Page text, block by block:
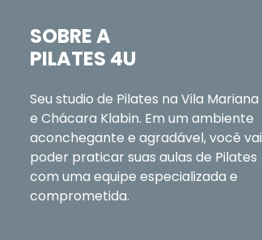
SOBRE A
PILATES 4U
Seu studio de Pilates na Vila Mariana
e Chácara Klabin. Em um ambiente
aconchegante e agradável, você vai
poder praticar suas aulas de Pilates
com uma equipe especializada e
comprometida.